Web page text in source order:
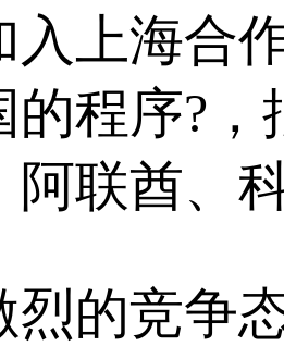
入上海合
的程序?
联酋、
争态势